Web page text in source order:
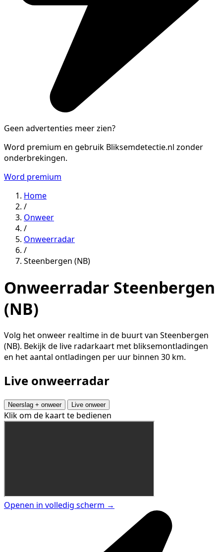
Geen advertenties meer zien?
Word premium en gebruik Bliksemdetectie.nl zonder
onderbrekingen.
Word premium
Home
/
Onweer
/
Onweerradar
/
Steenbergen (NB)
Onweerradar Steenbergen
(NB)
Volg het onweer realtime in de buurt van Steenbergen
(NB). Bekijk de live radarkaart met bliksemontladingen
en het aantal ontladingen per uur binnen 30 km.
Live onweerradar
Neerslag + onweer Live onweer
Klik om de kaart te bedienen
Openen in volledig scherm →